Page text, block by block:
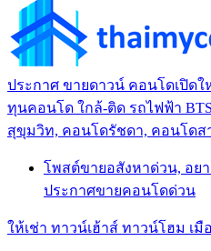
ประกาศ ขายดาวน์ คอนโดเปิด
ทุนคอนโด ใกล้-ติด รถไฟฟ้า
สุขุมวิท, คอนโดรัชดา, คอนโดส
โพสต์ขายอสังหาด่วน, อย
ประกาศขายคอนโดด่วน
ให้เช่า ทาวน์เฮ้าส์ ทาวน์โฮม เมื